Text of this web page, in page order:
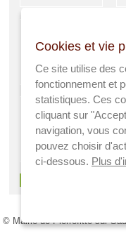
ARTISANS &
INDUSTRIES
A VISITER
© Mairie de Pierrefitte sur
Cookies et vie
Ce site utilise des
fonctionnement et
statistiques. Ces
cliquant sur
navigation, vous
pouvez choisir
ci-dessous. Plus